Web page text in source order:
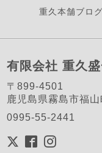
重久本舗ブログ
有限会社 重久
〒899-4501
鹿児島県霧島市福
0995-55-2441